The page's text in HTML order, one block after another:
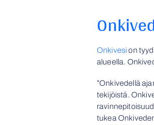
Onkivesi on
alueella.
”Onkivedellä
tekijöistä.
tukea